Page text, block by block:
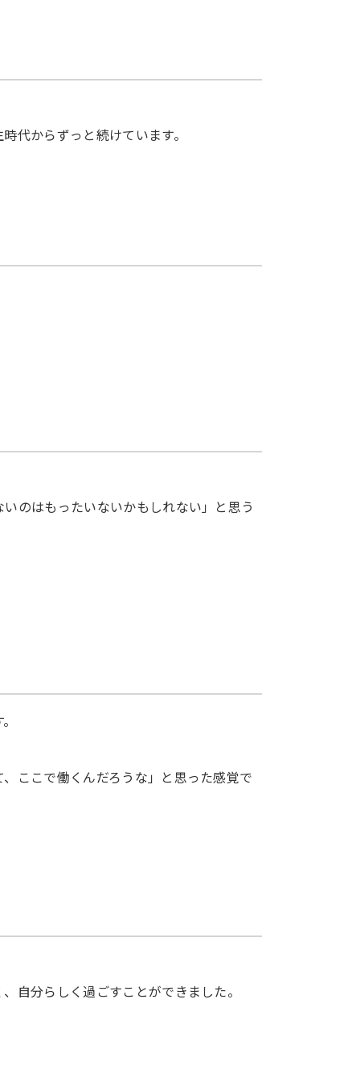
代からずっと続けています。
のはもったいないかもしれない」と思う
ここで働くんだろうな」と思った感覚で
自分らしく過ごすことができました。